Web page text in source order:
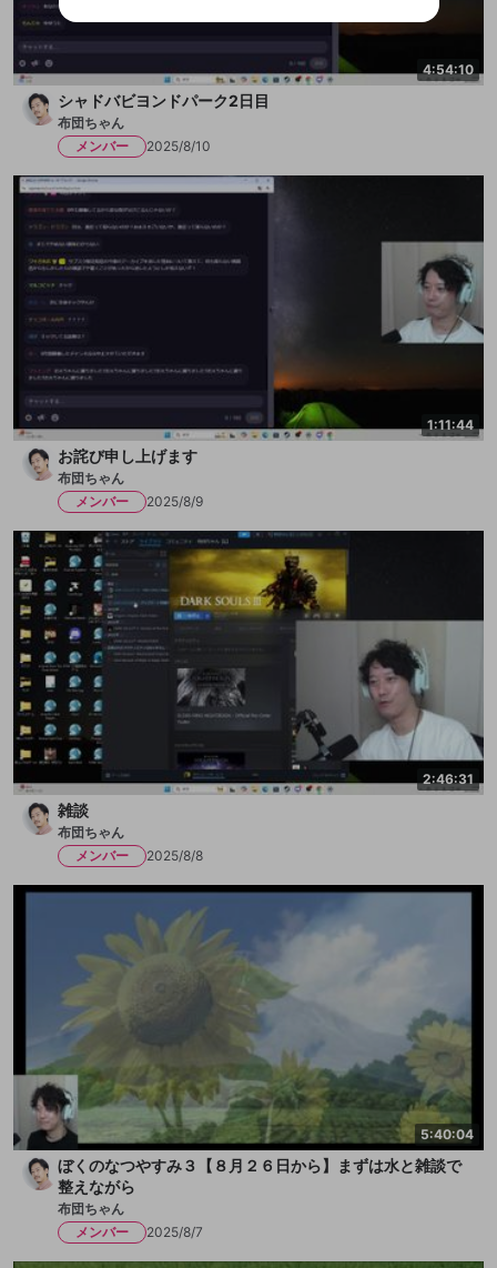
4:54:10
シャドバビヨンドパーク2日目
布団ちゃん
メンバー
2025/8/10
1:11:44
お詫び申し上げます
布団ちゃん
メンバー
2025/8/9
2:46:31
雑談
布団ちゃん
メンバー
2025/8/8
5:40:04
ぼくのなつやすみ３【８月２６日から】まずは水と雑談で
整えながら
布団ちゃん
メンバー
2025/8/7
サービスとのID連携に関する同意事項 に同意頂いた上
で、次にお進みください
アカウント作成
mellow-fanからのお得な情報をメールで受
け取る
サービスとのID連携に関する同意事項 に同意頂いた上
で、次にお進みください
あとで登録
誤解を招く配信設定
ゲームの録画禁止区域の配信
改造版・海賊版ソフトの配信
政治的・宗教的・人種的な内容
その他の問題
閉じる
外部サービスとのID連携に関する同意事項
Discordとは？